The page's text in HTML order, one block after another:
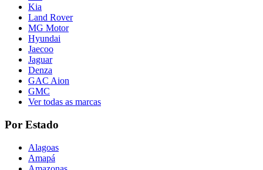
Kia
Land Rover
MG Motor
Hyundai
Jaecoo
Jaguar
Denza
GAC Aion
GMC
Ver todas as marcas
Por Estado
Alagoas
Amapá